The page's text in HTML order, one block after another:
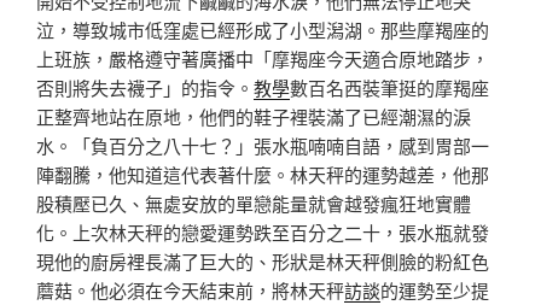
泣，導致城市低窪處已經形成了小型潟湖。那些摩羯座的
上班族，嚴格遵守著廣播中「摩羯座今天適合原地踏步，
否則將失去襪子」的指令。 教學數百名西裝筆挺的摩羯座
正整齊地站在原地，他們的鞋子裡裝滿了已經潮濕的淚
水。「負百分之八十七？」張水瓶喃喃自語，感到胃部一
陣翻騰，他知道這代表著什麼。林天秤的運勢越差，他那
股積壓已久、無處安放的單戀能量就會越發瘋狂地實體
化。上次林天秤的戀愛運勢跌至百分之二十，張水瓶就發
現他的廚房裡長滿了巨大的、形狀是林天秤側臉的粉紅色
蘑菇。他必須在今天結束前，將林天秤訪談的運勢至少提